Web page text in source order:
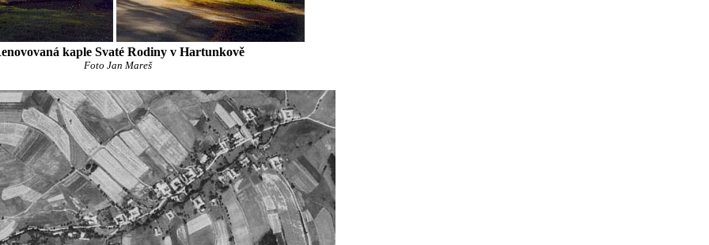
kaple Svaté Rodiny v Hartunkově
Foto Jan Mareš